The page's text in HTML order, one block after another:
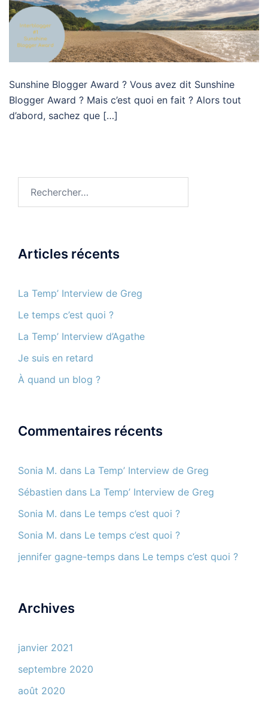
Sunshine Blogger Award ? Vous avez dit Sunshine
Blogger Award ? Mais c’est quoi en fait ? Alors tout
d’abord, sachez que […]
Articles récents
La Temp’ Interview de Greg
Le temps c’est quoi ?
La Temp’ Interview d’Agathe
Je suis en retard
À quand un blog ?
Commentaires récents
Sonia M. dans La Temp’ Interview de Greg
Sébastien dans La Temp’ Interview de Greg
Sonia M. dans Le temps c’est quoi ?
Sonia M. dans Le temps c’est quoi ?
jennifer gagne-temps dans Le temps c’est quoi ?
Archives
janvier 2021
septembre 2020
août 2020